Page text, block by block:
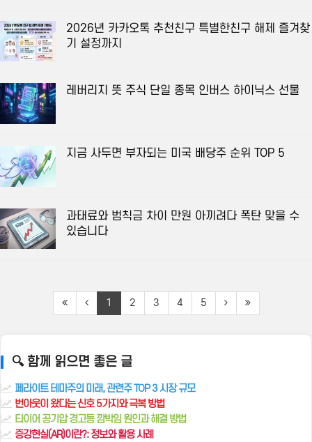
2026년 카카오톡 추천친구 특별한친구 해제 즐겨찾
기 설정까지
레버리지 뜻 주식 단일 종목 인버스 하이닉스 선물
지금 사두면 부자되는 미국 배당주 순위 TOP 5
과태료와 범칙금 차이 만원 아끼려다 폭탄 맞을 수
있습니다
1 2 3 4 5
🔍 함께 읽으면 좋은 글
페라이트 테마주의 미래, 관련주 TOP 3 시장 규모
번아웃이 왔다는 신호 5가지와 극복 방법
타이어 공기압 경고등 깜박임 원인과 해결 방법
증강현실(AR)이란?: 정보와 활용 사례